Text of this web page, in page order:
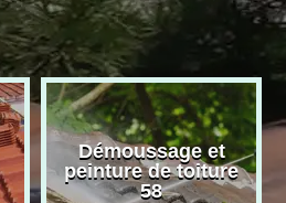
Démoussage et
peinture de toiture
58